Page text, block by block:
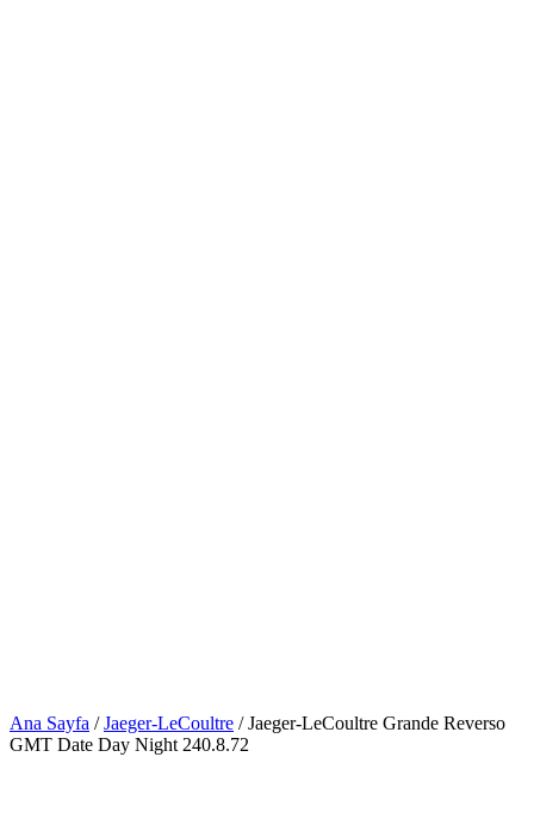
Ana Sayfa /Jaeger-LeCoultre / Jaeger-LeCoultre Grande Reverso
GMT Date Day Night 240.8.72